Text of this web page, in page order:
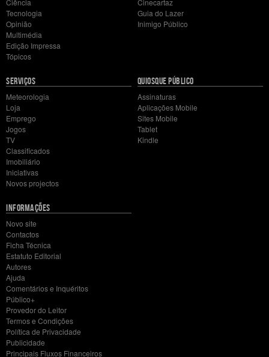
Tecnologia
Opinião
Multimédia
Edição Impressa
Tópicos
Guia do Lazer
Inimigo Público
SERVIÇOS
Meteorologia
Loja
Emprego
Jogos
TV
Classificados
Imobiliário
Iniciativas
Novos projectos
QUIOSQUE PÚBLICO
Assinaturas
Aplicações Mobile
Sites Mobile
Tablet
Kindle
INFORMAÇÕES
Novo site
Contactos
Ficha Técnica
Estatuto Editorial
Autores
Ajuda
Comentários e Inquéritos
Público+
Provedor do Leitor
Termos e Condições
Política de Privacidade
Publicidade
Principais Fluxos Financeiros